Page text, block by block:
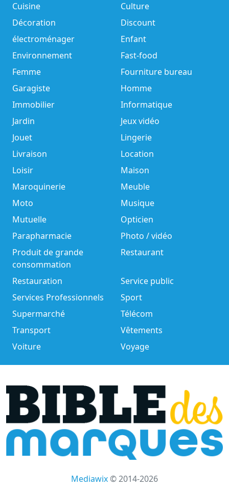
Cuisine
Culture
Décoration
Discount
électroménager
Enfant
Environnement
Fast-food
Femme
Fourniture bureau
Garagiste
Homme
Immobilier
Informatique
Jardin
Jeux vidéo
Jouet
Lingerie
Livraison
Location
Loisir
Maison
Maroquinerie
Meuble
Moto
Musique
Mutuelle
Opticien
Parapharmacie
Photo / vidéo
Produit de grande
consommation
Restaurant
Restauration
Service public
Services Professionnels
Sport
Supermarché
Télécom
Transport
Vêtements
Voiture
Voyage
Mediawix© 2014-2026